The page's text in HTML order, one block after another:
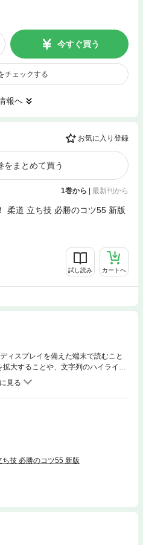
今すぐ買う
チェックする
報へ
お気に入り登録
をまとめて買う
1巻から | 最新刊から
柔道 立ち技 必勝のコツ55 新版
試し読み カートへ
ィスプレイを備えた端末で読むこと
大することや、文字列のハイライ
機能が使用できません。★ メダリスト
」理論&テクニック! ★ 組手争いから連
が身につく! ◎ 相手のタイプ・体格
状態からの攻め方◎ 技を誘い、利用
す。みなさんは、この「心技体」と
でしょうか。あるいは、この「心技
ないでしょうか。あるいは「充実」
体のすべてを「鍛える」、あるいは
の発想は間違っていないと思います
ます。ただ漠然と「鍛える」「充実
技 必勝のコツ55 新版